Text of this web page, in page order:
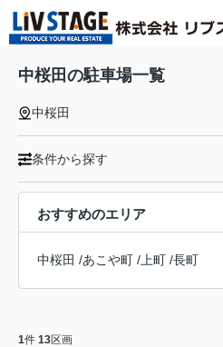
中桜田の駐車場一覧
中桜田
条件から探す
おすすめのエリア
中桜田 /あこや町 / 上町 /長町
1件 13区画